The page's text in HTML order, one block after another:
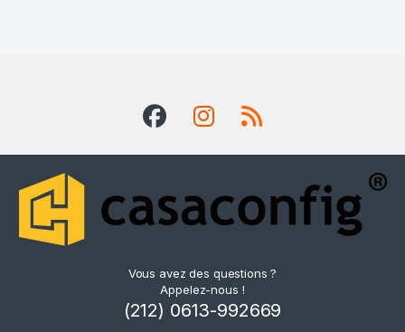
Vous avez des questions ?
Appelez-nous !
(212) 0613-992669